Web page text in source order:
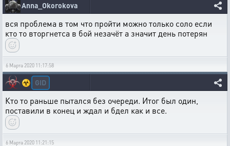
Anna_Okorokova
вся проблема в том что пройти можно только соло если
кто то вторгнетса в бой незачёт а значит день потерян
6 Марта 2020 11:17:58
☣️ GID
Кто то раньше пытался без очереди. Итог был один,
поставили в конец и ждал и бдел как и все.
6 Марта 2020 11:21:15